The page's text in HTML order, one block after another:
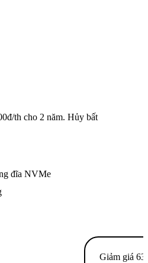
th cho 2 năm. Hủy bất
đĩa NVMe
Giảm giá